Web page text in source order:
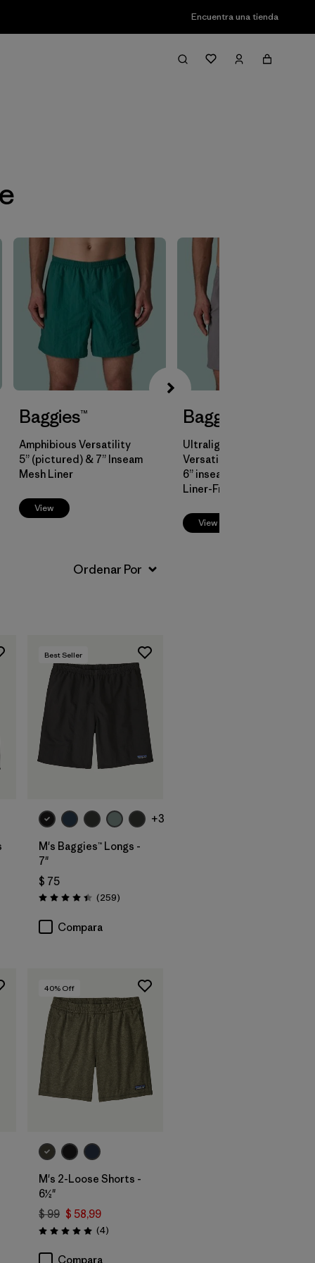
Encuentra una tienda
Filter & Sort
Baggies™
Amphibious Versatility
5” (pictured) & 7” Inseam
Mesh Liner
View
Baggies™ Lights
Ultralight Amphibious
Versatility
6” inseam
Liner-Free
View
Best Seller
+3
M's Baggies™ Longs -
7"
$ 75
Valoración: 4.4 / 5
(259Comentarios
)
Compara
40% Off
M's 2-Loose Shorts -
6½"
$ 99 $ 58,99
Valoración: 5.0 / 5
(4Comentarios
)
Compara